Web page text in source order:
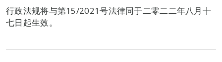
行政法规将与第15/2021号法律同于二零二二年八月十
七日起生效。